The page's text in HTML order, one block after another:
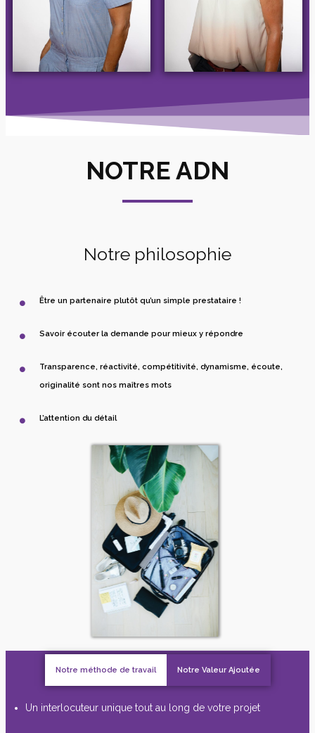
NOTRE ADN
Notre philosophie
Être un partenaire plutôt qu’un simple prestataire !
Savoir écouter la demande pour mieux y répondre
Transparence, réactivité, compétitivité, dynamisme, écoute,
originalité sont nos maîtres mots
L’attention du détail
Notre méthode de travail Notre Valeur Ajoutée
Un interlocuteur unique tout au long de votre projet